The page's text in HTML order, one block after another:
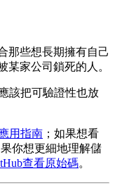
那些想長期擁有自己
某家公司鎖死的人。
該把可驗證性也放
用指南 ；如果想看
你想更細地理解儲
查看原始碼。